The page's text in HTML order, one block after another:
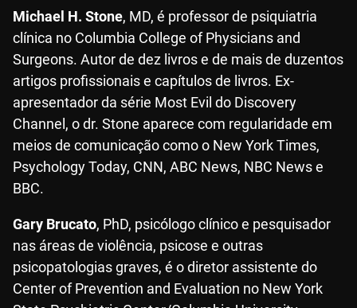
Michael H. Stone, MD, é professor de psiquiatria
clínica no Columbia College of Physicians and
Surgeons. Autor de dez livros e de mais de duzentos
artigos profissionais e capítulos de livros. Ex-
apresentador da série Most Evil do Discovery
Channel, o dr. Stone aparece com regularidade em
meios de comunicação como o New York Times,
Psychology Today, CNN, ABC News, NBC News e
BBC.
Gary Brucato, PhD, psicólogo clínico e pesquisador
nas áreas de violência, psicose e outras
psicopatologias graves, é o diretor assistente do
Center of Prevention and Evaluation no New York